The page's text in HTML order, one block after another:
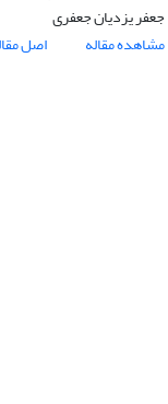
جعفر یزدیان جعفری
مشاهده مقاله
اصل